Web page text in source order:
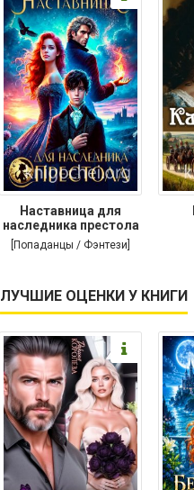
Наставница для
наследника престола
[Попаданцы / Фэнтези]
ЛУЧШИЕ ОЦЕНКИ У КНИГИ